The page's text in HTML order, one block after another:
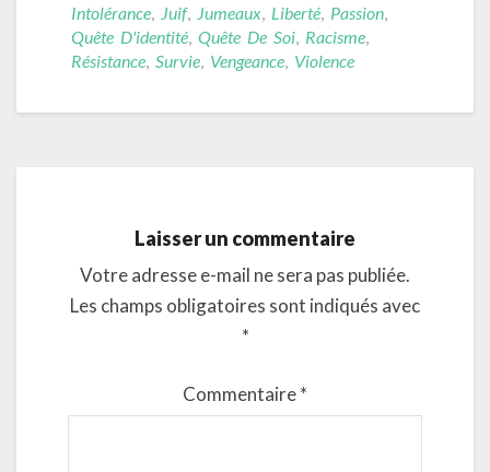
Intolérance
Juif, Jumeaux Liberté Passion
Quête D'identité Quête De Soi Racisme
Résistance Survie Vengeance Violence
Laisser un commentaire
Votre adresse e-mail ne sera pas publiée.
Les champs obligatoires sont indiqués avec
*
Commentaire*